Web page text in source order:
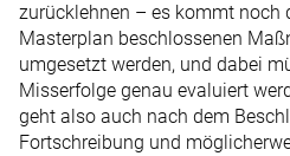
zurücklehnen – es kommt noch
Masterplan beschlossenen
umgesetzt werden, und dabei
Misserfolge genau evaluiert
geht also auch nach dem
Fortschreibung und